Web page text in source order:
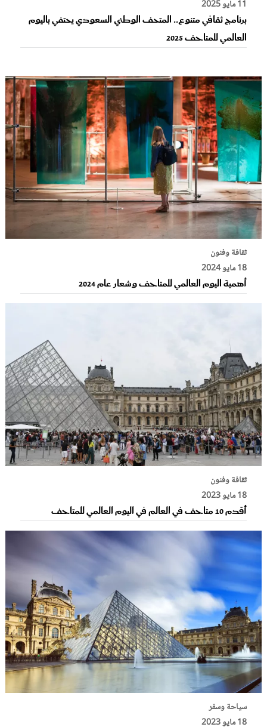
11 مايو 2025
برنامج ثقافي متنوع.. المتحف الوطني السعودي يحتفي باليوم
العالمي للمتاحف 2025
ثقافة وفنون
18 مايو 2024
أهمية اليوم العالمي للمتاحف وشعار عام 2024
ثقافة وفنون
18 مايو 2023
أقدم 10 متاحف في العالم في اليوم العالمي للمتاحف
سياحة وسفر
18 مايو 2023